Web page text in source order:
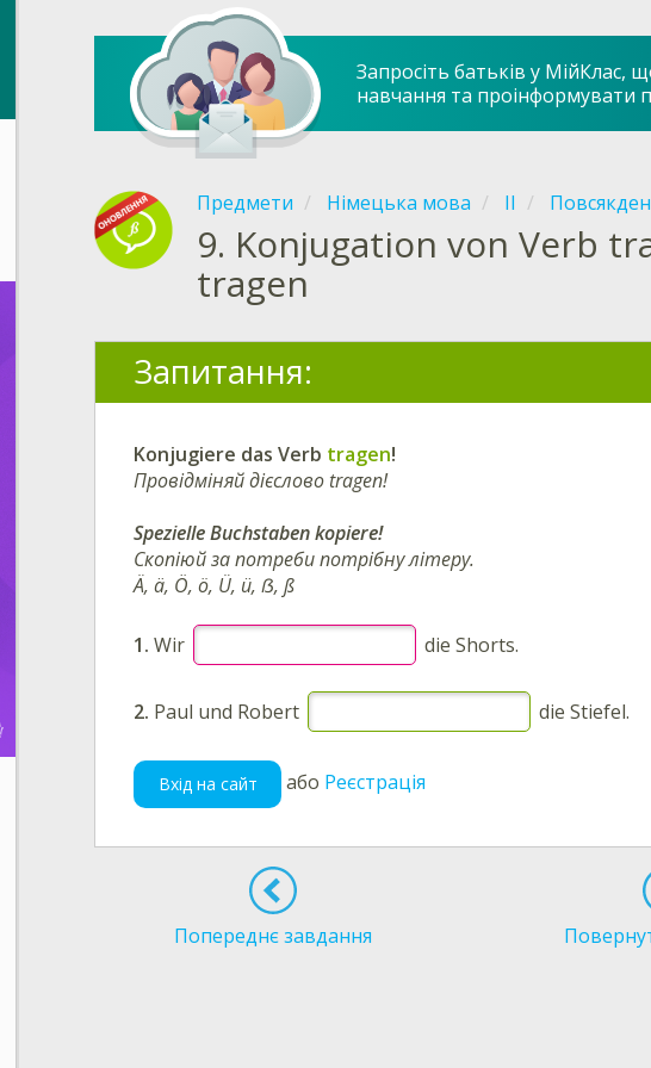
Запросіть батьків у МійКлас,
навчання та проінформувати
Предмети Німецька мова ІI
9. Konjugation von Verb
tragen
Запитання:
Konjugiere das Verb tragen!
Провідміняй дієслово tragen!
Spezielle Buchstaben kopiere!
Скопіюй за потреби потрібну літеру.
Ä, ä, Ö, ö, Ü, ü, ẞ, ß
1. Wir die Shorts.
2. Paul und Robert die Stiefel.
Вхід на сайт або Реєстрація
Попереднє завдання